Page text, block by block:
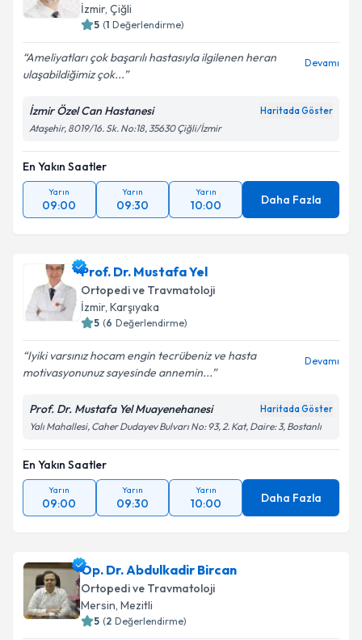
İzmir, Çiğli
5 (1 Değerlendirme)
Ameliyatları çok başarılı hastasıyla ilgilenen heran
ulaşabildiğimiz çok...
Devamı
İzmir Özel Can Hastanesi Haritada Göster
Ataşehir, 8019/16. Sk. No:18, 35630 Çiğli/İzmir
En Yakın Saatler
Yarın
09:00
Yarın
09:30
Yarın
10:00 Daha Fazla
Prof. Dr. Mustafa Yel
Ortopedi ve Travmatoloji
İzmir, Karşıyaka
5 (6 Değerlendirme)
Iyiki varsınız hocam engin tecrübeniz ve hasta
motivasyonunuz sayesinde annemin...
Devamı
Prof. Dr. Mustafa Yel Muayenehanesi Haritada Göster
Yalı Mahallesi, Caher Dudayev Bulvarı No: 93, 2. Kat, Daire: 3, Bostanlı
En Yakın Saatler
Yarın
09:00
Yarın
09:30
Yarın
10:00 Daha Fazla
Op. Dr. Abdulkadir Bircan
Ortopedi ve Travmatoloji
Mersin, Mezitli
5 (2 Değerlendirme)